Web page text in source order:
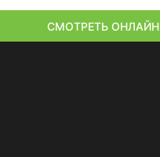
СМОТРЕТЬ ОНЛАЙН